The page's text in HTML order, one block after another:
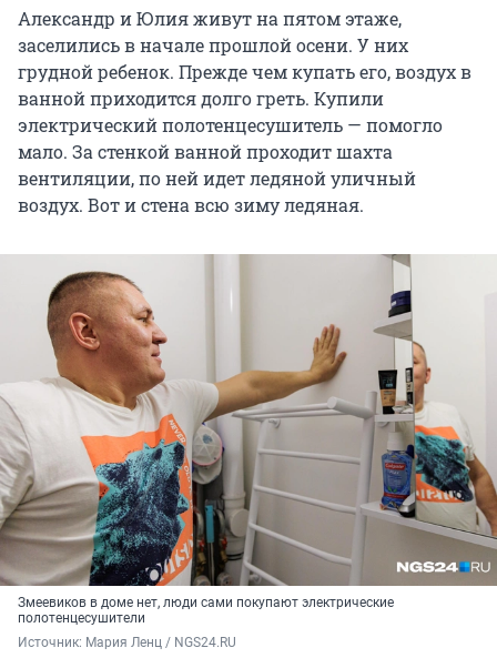
Александр и Юлия живут на пятом этаже,
заселились в начале прошлой осени. У них
грудной ребенок. Прежде чем купать его, воздух в
ванной приходится долго греть. Купили
электрический полотенцесушитель — помогло
мало. За стенкой ванной проходит шахта
вентиляции, по ней идет ледяной уличный
воздух. Вот и стена всю зиму ледяная.
Змеевиков в доме нет, люди сами покупают электрические
полотенцесушители
Источник: Мария Ленц / NGS24.RU